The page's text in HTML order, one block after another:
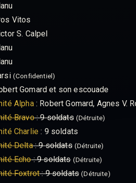
Vitos
S. Calpel
(Confidentiel)
Gomard et son escouade
Alpha: Robert Gomard, Agnes V.
Bravo: 9 soldats (Détruite)
Charlie : 9 soldats
Delta: 9 soldats (Détruite)
Echo: 9 soldats (Détruite)
Foxtrot: 9 soldats (Détruite)